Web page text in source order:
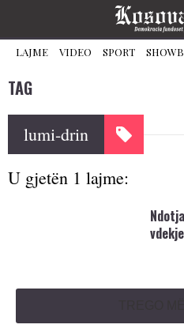
LAJME VIDEO SPORT
TAG
lumi-drin
U gjetën 1 lajme: